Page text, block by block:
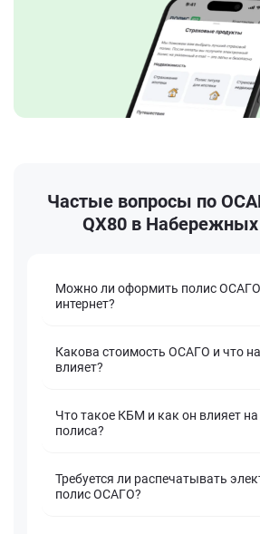
Частые вопросы по
QX80 в
Можно ли оформить полис ОСАГО
интернет?
Какова стоимость ОСАГО и что
влияет?
Что такое КБМ и как он влияет на
полиса?
Требуется ли распечатывать
полис ОСАГО?